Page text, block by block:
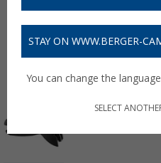
STAY ON WWW.BERGER-
You can change the
SELECT